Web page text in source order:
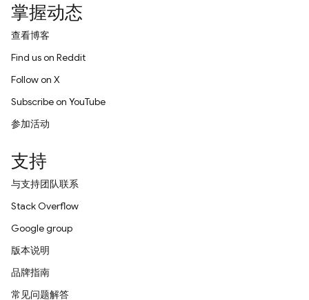
掌握动态
查看博客
Find us on Reddit
Follow on X
Subscribe on YouTube
参加活动
支持
与支持团队联系
Stack Overflow
Google group
版本说明
品牌指南
常见问题解答